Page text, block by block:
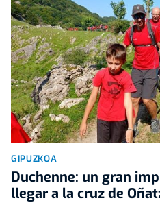
GIPUZKOA
Duchenne: un gran
llegar a la cruz de